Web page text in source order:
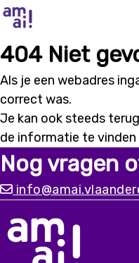
404 Niet
Als je een webadres
correct was.
Je kan ook steeds
de informatie te vinden
Nog vragen